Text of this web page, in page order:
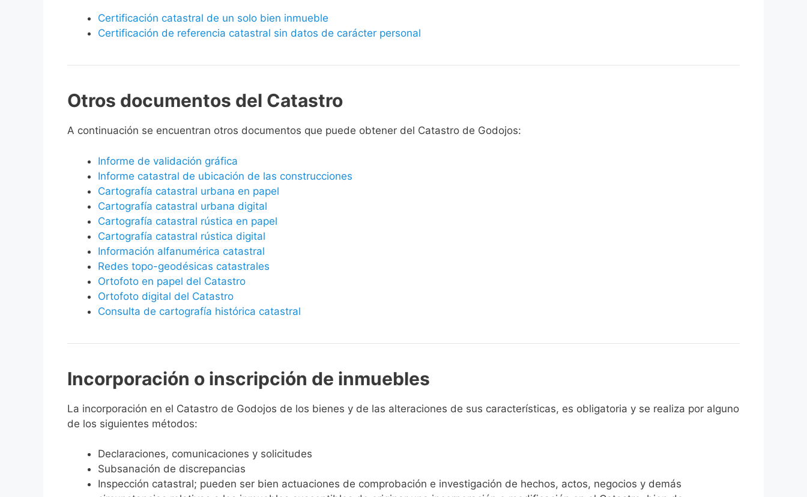
Certificación catastral de un solo bien inmueble
Certificación de referencia catastral sin datos de carácter personal
Otros documentos del Catastro
A continuación se encuentran otros documentos que puede obtener del Catastro de Godojos:
Informe de validación gráfica
Informe catastral de ubicación de las construcciones
Cartografía catastral urbana en papel
Cartografía catastral urbana digital
Cartografía catastral rústica en papel
Cartografía catastral rústica digital
Información alfanumérica catastral
Redes topo-geodésicas catastrales
Ortofoto en papel del Catastro
Ortofoto digital del Catastro
Consulta de cartografía histórica catastral
Incorporación o inscripción de inmuebles
La incorporación en el Catastro de Godojos de los bienes y de las alteraciones de sus características, es obligatoria y se realiza por alguno
de los siguientes métodos:
Declaraciones, comunicaciones y solicitudes
Subsanación de discrepancias
Inspección catastral; pueden ser bien actuaciones de comprobación e investigación de hechos, actos, negocios y demás